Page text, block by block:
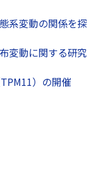
系変動の関係を探
変動に関する研究
）の開催